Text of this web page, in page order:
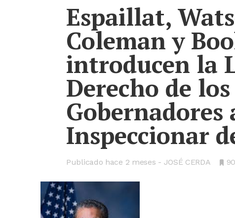
Espaillat,
Coleman y
introducen la
Derecho de los
Gobernadores
Inspeccionar
Publicado hace 2 meses JOSÉ CERDA
•
90